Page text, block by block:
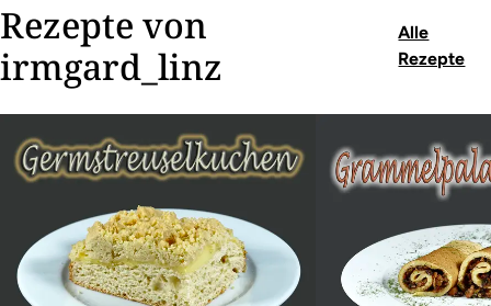
Rezepte von
irmgard_linz
Alle
Rezepte